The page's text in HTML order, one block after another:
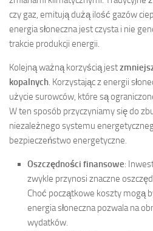
czy gaz, emitują dużą ilość gazów
energia słoneczna jest czysta i nie
trakcie produkcji energii.
Kolejną ważną korzyścią jest
kopalnych. Korzystając z energii
użycie surowców, które są
W ten sposób przyczyniamy się do
niezależnego systemu
bezpieczeństwo energetyczne.
Oszczędności finansowe:
zwykle przynosi znaczne
Choć początkowe koszty mogą
energia słoneczna pozwala na
wydatków.